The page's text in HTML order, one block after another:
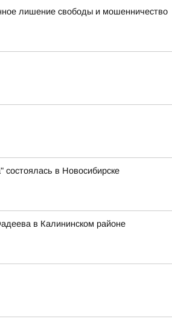
лишение свободы и мошенничество
в Новосибирске
в Калининском районе